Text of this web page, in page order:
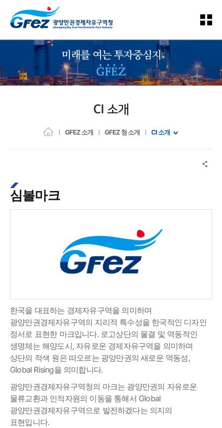
CI 소개
GFEZ 소개 GFEZ 청 소개 CI 소개
심볼마크
한국을 대표하는 경제자유구역을 의미하며
광양만권경제자유구역의 지리적 특수성을 한국적인 디자인
정서로 표현한 마크입니다. 로고상단의 물결 및 역동적인
생명체는 해양도시, 자유로운 경제자유구역을 의미하며
상단의 적색 원은 떠오르는 광양만권의 새로운 역동성,
Global Rising을 의미합니다.
광양만권경제자유구역청의 마크는 광양만권의 자유로운
물류교환과 인적자원의 이동을 통해서 Global
광양만권경제자유구역으로 발전하겠다는 의지의
표현입니다.